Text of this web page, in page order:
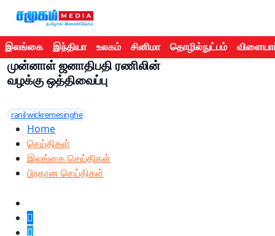
இலங்கை இந்தியா உலகம் சினிமா தொழில்நுட்பம்
முன்னாள் ஜனாதிபதி ரணிலின்
வழக்கு ஒத்திவைப்பு
ranil wickremesinghe
Home
செய்திகள்
இலங்கை செய்திகள்
பிரதான செய்திகள்